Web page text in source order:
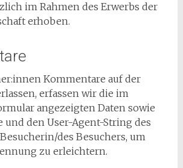
im Rahmen des Erwerbs der
erhoben.
Kommentare auf der
erfassen wir die im
angezeigten Daten sowie
und den User-Agent-String des
des Besuchers, um
zu erleichtern.